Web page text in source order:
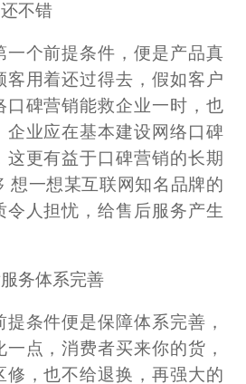
不错
一个前提条件，便是产品真
客用着还过得去，假如客户
口碑营销能救企业一时，也
企业应在基本建设网络口碑
这更有益于口碑营销的长期
想一想某互联网知名品牌的
令人担忧，给售后服务产生
务体系完善
条件便是保障体系完善，
点，消费者买来你的货，
修，也不给退换，再强大的